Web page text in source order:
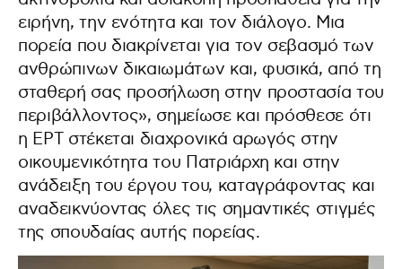
ειρήνη, την ενότητα και τον διάλογο. Μια
πορεία που διακρίνεται για τον σεβασμό των
ανθρώπινων δικαιωμάτων και, φυσικά, από τη
σταθερή σας προσήλωση στην προστασία του
περιβάλλοντος», σημείωσε και πρόσθεσε ότι
η ΕΡΤ στέκεται διαχρονικά αρωγός στην
οικουμενικότητα του Πατριάρχη και στην
ανάδειξη του έργου του, καταγράφοντας και
αναδεικνύοντας όλες τις σημαντικές στιγμές
της σπουδαίας αυτής πορείας.